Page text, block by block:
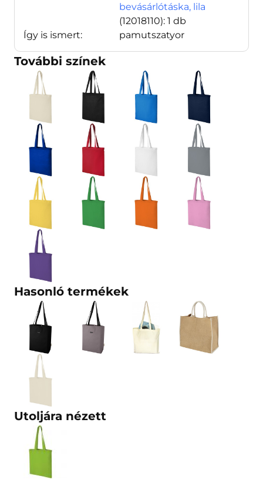
bevásárlótáska, lila
(12018110): 1 db
Így is ismert:
pamutszatyor
További színek
Hasonló termékek
Utoljára nézett